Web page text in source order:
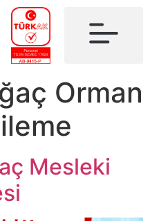
Orman
Mesleki